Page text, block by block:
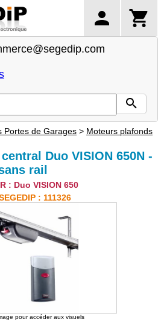
Portes de Garages > Moteurs plafonds
Duo VISION 650N -
rail
: Duo VISION 650
: 111326
pour accéder aux visuels